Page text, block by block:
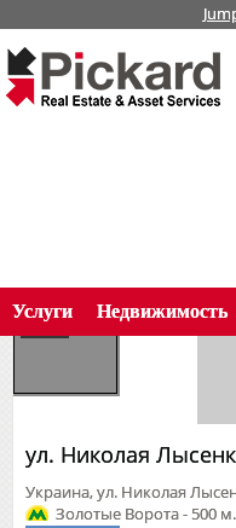
Услуги Недвижимость
Главная
ул. Николая Лысенко, 2А,
ул. Николая
Украина, ул. Николая
Золотые Ворота - 500 м.